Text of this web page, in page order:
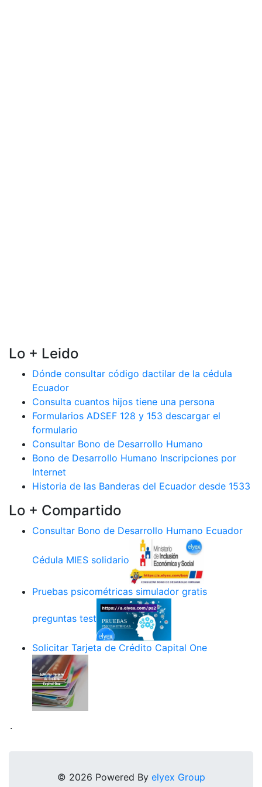
Lo + Leido
Dónde consultar código dactilar de la cédula
Ecuador
Consulta cuantos hijos tiene una persona
Formularios ADSEF 128 y 153 descargar el
formulario
Consultar Bono de Desarrollo Humano
Bono de Desarrollo Humano Inscripciones por
Internet
Historia de las Banderas del Ecuador desde 1533
Lo + Compartido
Consultar Bono de Desarrollo Humano Ecuador
Cédula MIES solidario
Pruebas psicométricas simulador gratis
preguntas test
Solicitar Tarjeta de Crédito Capital One
.
© 2026 Powered By elyex Group